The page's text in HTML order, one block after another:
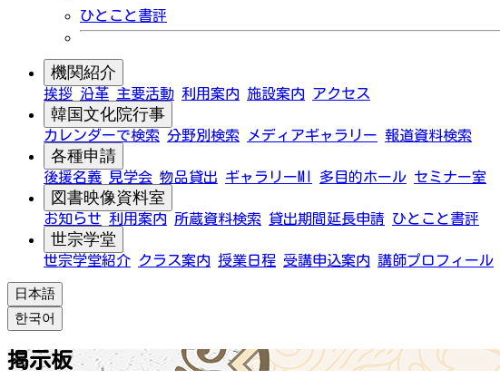
ひとこと書評
機関紹介
挨拶 沿革 主要活動 利用案内 施設案内 アクセス
韓国文化院行事
カレンダーで検索 分野別検索 メディアギャラリー 報道資料検索
各種申請
後援名義 見学会 物品貸出 ギャラリーMI 多目的ホール セミナー室
図書映像資料室
お知らせ 利用案内 所蔵資料検索 貸出期間延長申請 ひとこと書評
世宗学堂
世宗学堂紹介 クラス案内 授業日程 受講申込案内 講師プロフィール
日本語
한국어
掲示板